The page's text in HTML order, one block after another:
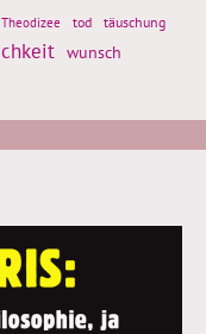
Theodizee tod täuschung
wunsch